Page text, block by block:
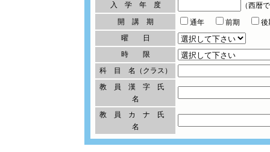
入 学 年 度
（西暦
開 講 期
通年 前期
曜 日
時 限
科 目 名（クラス）
教 員 漢 字 氏
名
教 員 カ ナ 氏
名